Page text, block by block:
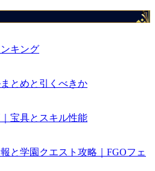
キング
とめと引くべきか
宝具とスキル性能
と学園クエスト攻略｜FGOフェ